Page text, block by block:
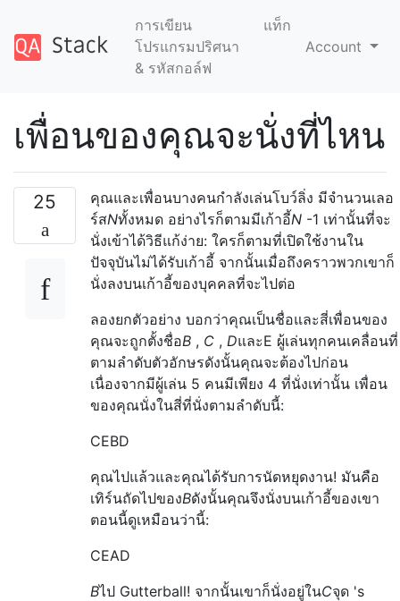
การเขียน
โปรแกรมปริศนา
& รหัสกอล์ฟ
แท็ก
Account
เพื่อนของคุณจะนั่งที่ไหน
25
คุณและเพื่อนบางคนกำลังเล่นโบว์ลิ่ง มีจำนวนเลอ
ร์สNทั้งหมด อย่างไรก็ตามมีเก้าอี้N -1 เท่านั้นที่จะ
นั่งเข้าได้วิธีแก้ง่าย: ใครก็ตามที่เปิดใช้งานใน
ปัจจุบันไม่ได้รับเก้าอี้ จากนั้นเมื่อถึงคราวพวกเขาก็
นั่งลงบนเก้าอี้ของบุคคลที่จะไปต่อ
ลองยกตัวอย่าง บอกว่าคุณเป็นชื่อและสี่เพื่อนของ
คุณจะถูกตั้งชื่อB , C , DและE ผู้เล่นทุกคนเคลื่อนที่
ตามลำดับตัวอักษรดังนั้นคุณจะต้องไปก่อน
เนื่องจากมีผู้เล่น 5 คนมีเพียง 4 ที่นั่งเท่านั้น เพื่อน
ของคุณนั่งในสี่ที่นั่งตามลำดับนี้:
CEBD
คุณไปแล้วและคุณได้รับการนัดหยุดงาน! มันคือ
เทิร์นถัดไปของBดังนั้นคุณจึงนั่งบนเก้าอี้ของเขา
ตอนนี้ดูเหมือนว่านี้:
CEAD
Bไป Gutterball! จากนั้นเขาก็นั่งอยู่ในCจุด 's